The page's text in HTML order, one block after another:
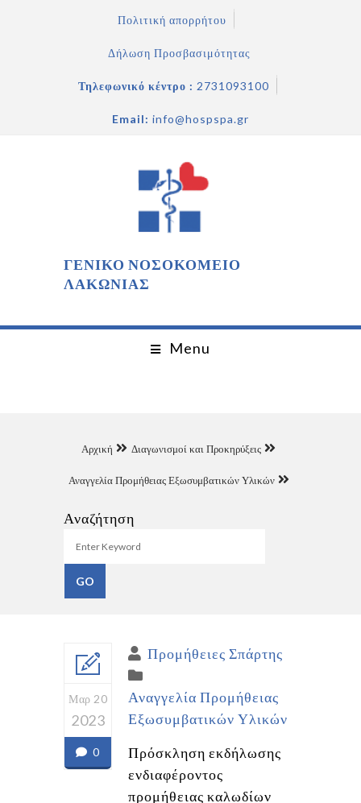
Πολιτική απορρήτου
Δήλωση Προσβασιμότητας
Τηλεφωνικό κέντρο : 2731093100
Email: info@hospspa.gr
ΓΕΝΙΚΟ ΝΟΣΟΚΟΜΕΙΟ
ΛΑΚΩΝΙΑΣ
Menu
Αρχική Διαγωνισμοί και Προκηρύξεις
Αναγγελία Προμήθειας Εξωσυμβατικών Υλικών
Αναζήτηση
Μαρ 20
2023
0
Προμήθειες Σπάρτης
Αναγγελία Προμήθειας
Εξωσυμβατικών Υλικών
Πρόσκληση εκδήλωσης
ενδιαφέροντος
προμήθειας καλωδίων